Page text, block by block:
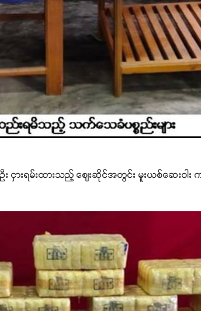
ငှားရမ်းထားသည့် ဈေးဆိုင်အတွင်း မူးယစ်ဆေးဝါး